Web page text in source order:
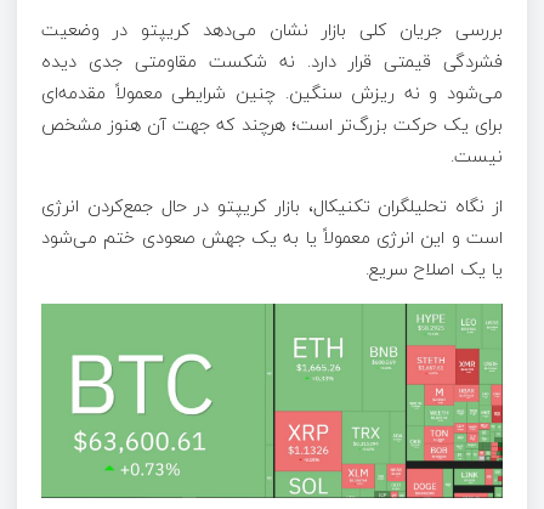
بررسی جریان کلی بازار نشان می‌دهد کریپتو در وضعیت
فشردگی قیمتی قرار دارد. نه شکست مقاومتی جدی دیده
می‌شود و نه ریزش سنگین. چنین شرایطی معمولاً مقدمه‌ای
برای یک حرکت بزرگ‌تر است؛ هرچند که جهت آن هنوز مشخص
نیست.
از نگاه تحلیلگران تکنیکال، بازار کریپتو در حال جمع‌کردن انرژی
است و این انرژی معمولاً یا به یک جهش صعودی ختم می‌شود
یا یک اصلاح سریع.